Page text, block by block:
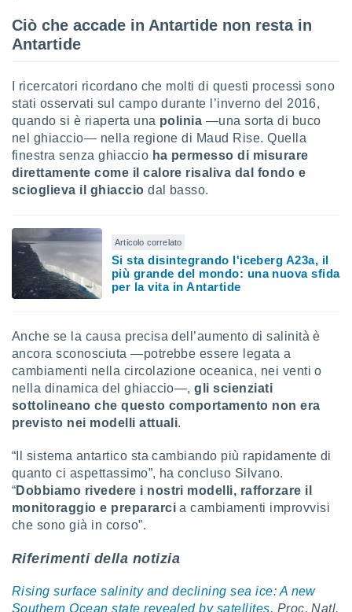
Ciò che accade in Antartide non resta in
Antartide
I ricercatori ricordano che molti di questi processi sono
stati osservati sul campo durante l’inverno del 2016,
quando si è riaperta una polinia —una sorta di buco
nel ghiaccio— nella regione di Maud Rise. Quella
finestra senza ghiaccio ha permesso di misurare
direttamente come il calore risaliva dal fondo e
scioglieva il ghiaccio dal basso.
Articolo correlato
Si sta disintegrando l'iceberg A23a, il
più grande del mondo: una nuova sfida
per la vita in Antartide
Anche se la causa precisa dell’aumento di salinità è
ancora sconosciuta —potrebbe essere legata a
cambiamenti nella circolazione oceanica, nei venti o
nella dinamica del ghiaccio—,gli scienziati
sottolineano che questo comportamento non era
previsto nei modelli attuali.
“Il sistema antartico sta cambiando più rapidamente di
quanto ci aspettassimo”, ha concluso Silvano.
“Dobbiamo rivedere i nostri modelli, rafforzare il
monitoraggio e prepararci a cambiamenti improvvisi
che sono già in corso”.
Riferimenti della notizia
Rising surface salinity and declining sea ice: A new
Southern Ocean state revealed by satellites, Proc. Natl.